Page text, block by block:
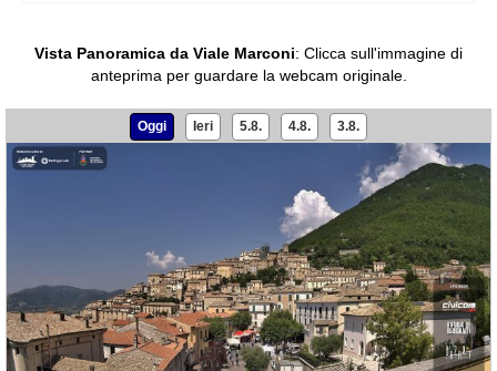
Vista Panoramica da Viale Marconi: Clicca sull'immagine di
anteprima per guardare la webcam originale.
Oggi Ieri 5.8. 4.8. 3.8.